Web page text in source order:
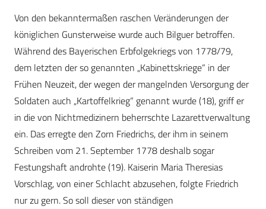
Von den bekanntermaßen raschen Veränderungen der
königlichen Gunsterweise wurde auch Bilguer betroffen.
Während des Bayerischen Erbfolgekriegs von 1778/79,
dem letzten der so genannten „Kabinettskriege“ in der
Frühen Neuzeit, der wegen der mangelnden Versorgung der
Soldaten auch „Kartoffelkrieg“ genannt wurde (18), griff er
in die von Nichtmedizinern beherrschte Lazarettverwaltung
ein. Das erregte den Zorn Friedrichs, der ihm in seinem
Schreiben vom 21. September 1778 deshalb sogar
Festungshaft androhte (19). Kaiserin Maria Theresias
Vorschlag, von einer Schlacht abzusehen, folgte Friedrich
nur zu gern. So soll dieser von ständigen